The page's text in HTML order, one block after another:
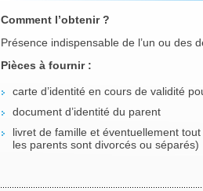
Comment l’obtenir ?
Présence indispensable de l’un ou des
Pièces à fournir :
carte d’identité en cours de validité
document d’identité du parent
livret de famille et éventuellement
les parents sont divorcés ou séparés)